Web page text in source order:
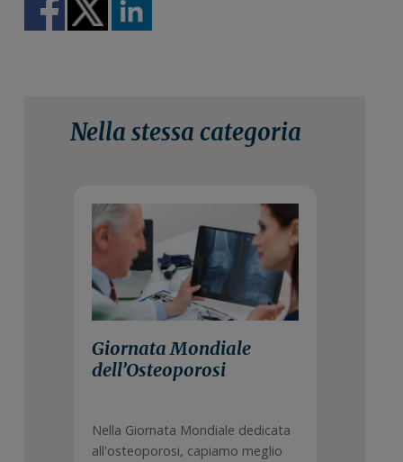
Nella stessa categoria
20 Ottobre 2021
Giornata Mondiale
dell’Osteoporosi
Nella Giornata Mondiale dedicata
all'osteoporosi, capiamo meglio